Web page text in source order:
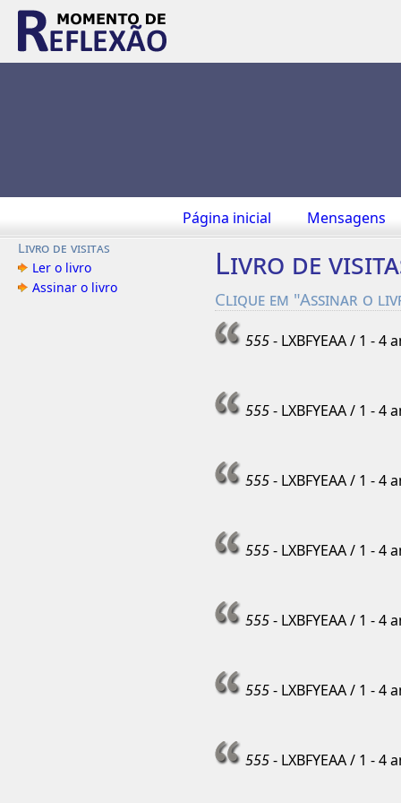
Página inicial Mensagens
Livro de visitas
Ler o livro
Assinar o livro
Livro de
Clique em "Assinar o
555- LXBFYEAA / 1 - 4
555- LXBFYEAA / 1 - 4
555- LXBFYEAA / 1 - 4
555- LXBFYEAA / 1 - 4
555- LXBFYEAA / 1 - 4
555- LXBFYEAA / 1 - 4
555- LXBFYEAA / 1 - 4